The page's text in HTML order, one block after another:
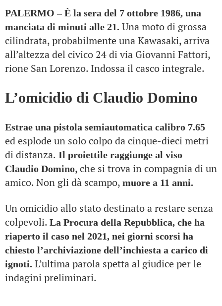
PALERMO – È la sera del 7 ottobre 1986, una
manciata di minuti alle 21. Una moto di grossa
cilindrata, probabilmente una Kawasaki, arriva
all’altezza del civico 24 di via Giovanni Fattori,
rione San Lorenzo. Indossa il casco integrale.
L’omicidio di Claudio Domino
Estrae una pistola semiautomatica calibro 7.65
ed esplode un solo colpo da cinque-dieci metri
di distanza. Il proiettile raggiunge al viso
Claudio Domino, che si trova in compagnia di un
amico. Non gli dà scampo, muore a 11 anni.
Un omicidio allo stato destinato a restare senza
colpevoli. La Procura della Repubblica, che ha
riaperto il caso nel 2021, nei giorni scorsi ha
chiesto l’archiviazione dell’inchiesta a carico di
ignoti. L’ultima parola spetta al giudice per le
indagini preliminari.